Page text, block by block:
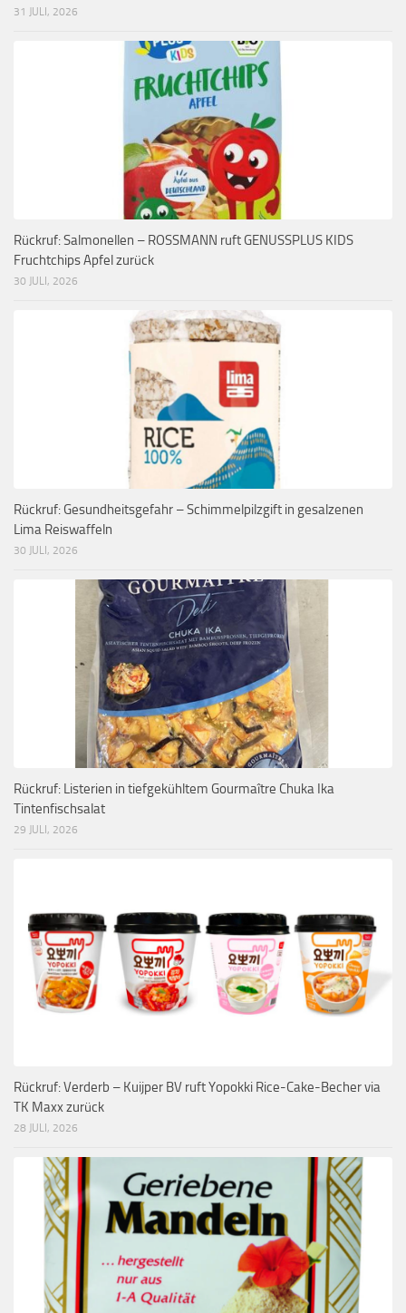
31 JULI, 2026
Rückruf: Salmonellen – ROSSMANN ruft GENUSSPLUS KIDS
Fruchtchips Apfel zurück
30 JULI, 2026
Rückruf: Gesundheitsgefahr – Schimmelpilzgift in gesalzenen
Lima Reiswaffeln
30 JULI, 2026
Rückruf: Listerien in tiefgekühltem Gourmaître Chuka Ika
Tintenfischsalat
29 JULI, 2026
Rückruf: Verderb – Kuijper BV ruft Yopokki Rice-Cake-Becher via
TK Maxx zurück
28 JULI, 2026